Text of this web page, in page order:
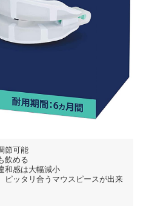
節可能
飲める
和感は大幅減小
ッタリ合うマウスピースが出来